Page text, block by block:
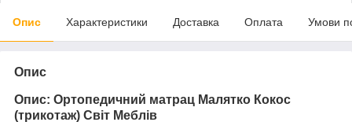
Опис Характеристики Доставка Оплата Умови
Опис
Опис: Ортопедичний матрац Малятко Кокос
(трикотаж) Світ Меблів